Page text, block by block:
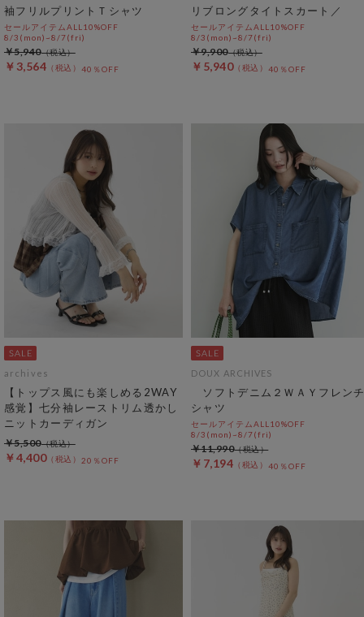
袖フリルプリントＴシャツ
セールアイテムALL10%OFF
8/3(mon)~8/7(fri)
￥3,564 40％OFF
￥5,940
リブロングタイトスカート／
セールアイテムALL10%OFF
8/3(mon)~8/7(fri)
￥5,940 40％OFF
￥9,900
archives
【トップス風にも楽しめる2WAY
感覚】七分袖レーストリム透かし
ニットカーディガン
￥4,400 20％OFF
￥5,500
DOUX ARCHIVES
ソフトデニム２ＷＡＹフレンチ
シャツ
セールアイテムALL10%OFF
8/3(mon)~8/7(fri)
￥7,194 40％OFF
￥11,990